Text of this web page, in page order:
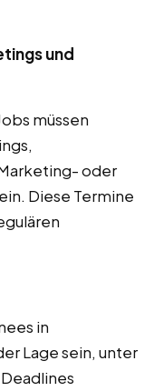
und
müssen
oder
Diese Termine
in
Lage sein, unter